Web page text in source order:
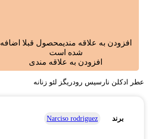
افزودن به علاقه مندیمحصول قبلا اضافه
شده است
افزودن به علاقه مندی
عطر ادکلن نارسیس رودریگز لئو زنانه
برند Narciso rodriguez